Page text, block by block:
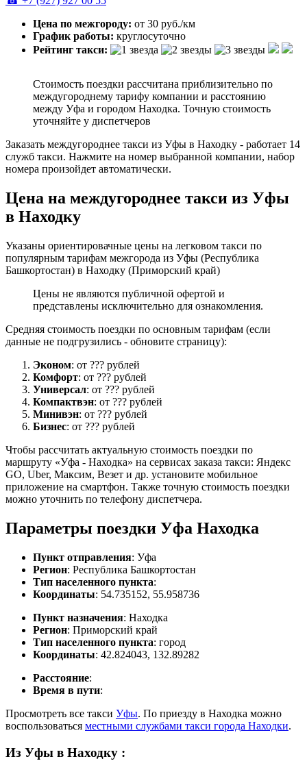
Цена по межгороду: от 30 руб./км
График работы: круглосуточно
Рейтинг такси:
Стоимость поездки рассчитана приблизительно по
междугороднему тарифу компании и расстоянию
между Уфа и городом Находка. Точную стоимость
уточняйте у диспетчеров
Заказать междугороднее такси из Уфы в Находку - работает 14
служб такси. Нажмите на номер выбранной компании, набор
номера произойдет автоматически.
Цена на междугороднее такси из Уфы
в Находку
Указаны ориентировачные цены на легковом такси по
популярным тарифам межгорода из Уфы (Республика
Башкортостан) в Находку (Приморский край)
Цены не являются публичной офертой и
представлены исключительно для ознакомления.
Средняя стоимость поездки по основным тарифам (если
данные не подгрузились - обновите страницу):
Эконом: от ??? рублей
Комфорт: от ??? рублей
Универсал: от ??? рублей
Компактвэн: от ??? рублей
Минивэн: от ??? рублей
Бизнес: от ??? рублей
Чтобы рассчитать актуальную стоимость поездки по
маршруту «Уфа - Находка» на сервисах заказа такси: Яндекс
GO, Uber, Максим, Везет и др. установите мобильное
приложение на смартфон. Также точную стоимость поездки
можно уточнить по телефону диспетчера.
Параметры поездки Уфа Находка
Пункт отправления: Уфа
Регион: Республика Башкортостан
Тип населенного пункта:
Координаты: 54.735152, 55.958736
Пункт назначения: Находка
Регион: Приморский край
Тип населенного пункта: город
Координаты: 42.824043, 132.89282
Расстояние:
Время в пути:
Просмотреть все такси Уфы. По приезду в Находка можно
воспользоваться местными службами такси города Находки.
Из Уфы в Находку :